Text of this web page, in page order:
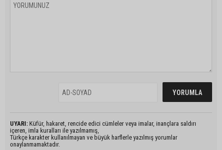
UYARI: Küfür, hakaret, rencide edici cümleler veya imalar, inançlara saldırı
içeren, imla kuralları ile yazılmamış,
Türkçe karakter kullanılmayan ve büyük harflerle yazılmış yorumlar
onaylanmamaktadır.